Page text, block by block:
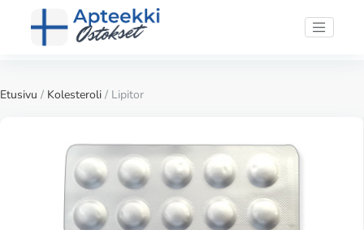
Etusivu / Kolesteroli / Lipitor